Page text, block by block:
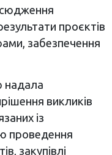
проєктів
забезпечення
надала
викликів
із
проведення
закупівлі